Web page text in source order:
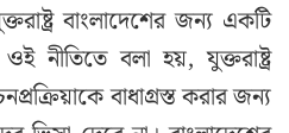
বাংলাদেশের জন্য একটি
নীতিতে বলা হয়, যুক্তরাষ্ট্র
বাধাগ্রস্ত করার জন্য